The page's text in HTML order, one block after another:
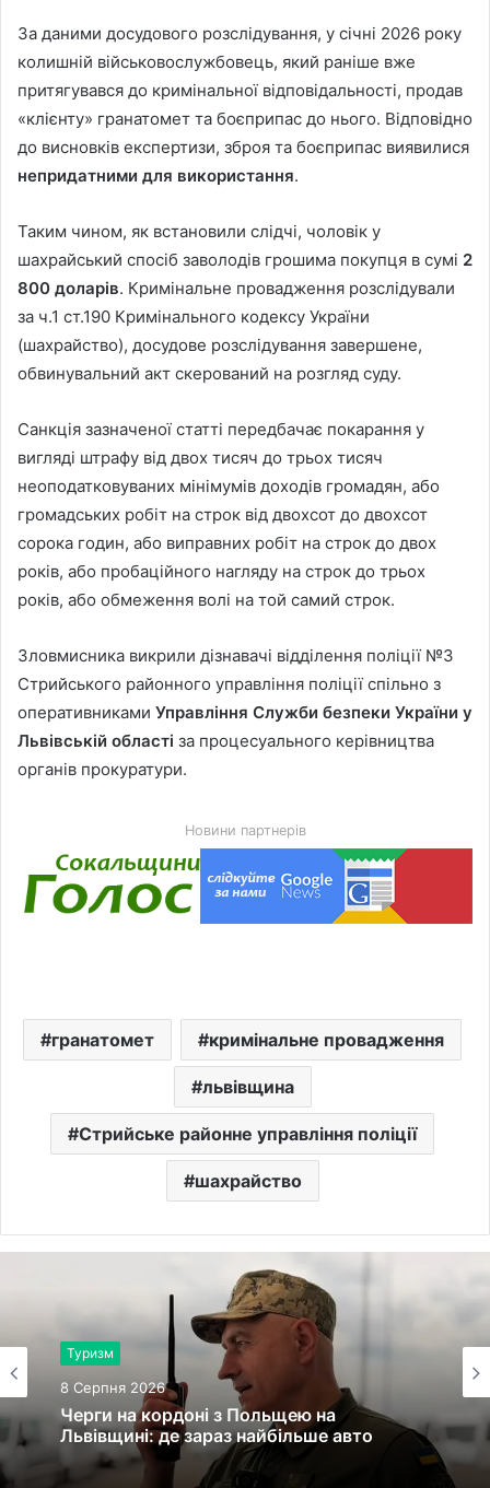
За даними досудового розслідування, у січні 2026 року
колишній військовослужбовець, який раніше вже
притягувався до кримінальної відповідальності, продав
«клієнту» гранатомет та боєприпас до нього. Відповідно
до висновків експертизи, зброя та боєприпас виявилися
непридатними для використання.
Таким чином, як встановили слідчі, чоловік у
шахрайський спосіб заволодів грошима покупця в сумі 2
800 доларів. Кримінальне провадження розслідували
за ч.1 ст.190 Кримінального кодексу України
(шахрайство), досудове розслідування завершене,
обвинувальний акт скерований на розгляд суду.
Санкція зазначеної статті передбачає покарання у
вигляді штрафу від двох тисяч до трьох тисяч
неоподатковуваних мінімумів доходів громадян, або
громадських робіт на строк від двохсот до двохсот
сорока годин, або виправних робіт на строк до двох
років, або пробаційного нагляду на строк до трьох
років, або обмеження волі на той самий строк.
Зловмисника викрили дізнавачі відділення поліції №3
Стрийського районного управління поліції спільно з
оперативниками Управління Служби безпеки України у
Львівській області за процесуального керівництва
органів прокуратури.
Новини партнерів
гранатомет кримінальне провадження
львівщина
Стрийське районне управління поліції
шахрайство
Туризм
8 Серпня 2026
Черги на кордоні з Польщею на
Львівщині: де зараз найбільше авто